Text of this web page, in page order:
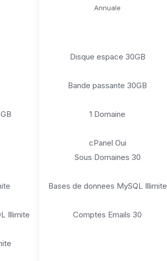
Illimite
Annuale
Disque espace 30GB
Bande passante 30GB
1 Domaine
cPanel Oui
Sous Domaines 30
Bases de donnees MySQL Illimite
Comptes Emails 30